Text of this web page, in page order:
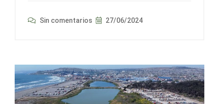
Sin comentarios 27/06/2024